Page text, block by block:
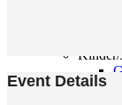
Kinder/
Event Details